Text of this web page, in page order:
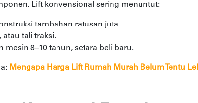
Lift konvensional sering menuntut:
tambahan ratusan juta.
tali traksi.
mesin 8–10 tahun, setara beli baru.
Mengapa Harga Lift Rumah Murah Belum Tentu